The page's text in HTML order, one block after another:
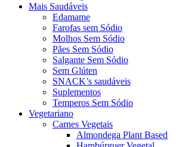
Mais Saudáveis
Edamame
Farofas sem Sódio
Molhos Sem Sódio
Pães Sem Sódio
Salgante Sem Sódio
Sem Glúten
SNACK’s saudáveis
Suplementos
Temperos Sem Sódio
Vegetariano
Carnes Vegetais
Almondega Plant Based